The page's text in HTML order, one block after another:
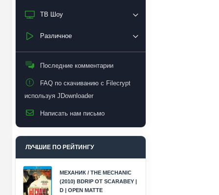
ТВ Шоу
Различное
Последние комментарии
FAQ по скачиванию с Filecrypt
используя JDownloader
Написать нам письмо
ЛУЧШИЕ ПО РЕЙТИНГУ
МЕХАНИК / THE MECHANIC
(2010) BDRIP ОТ SCARABEY |
D | OPEN MATTE